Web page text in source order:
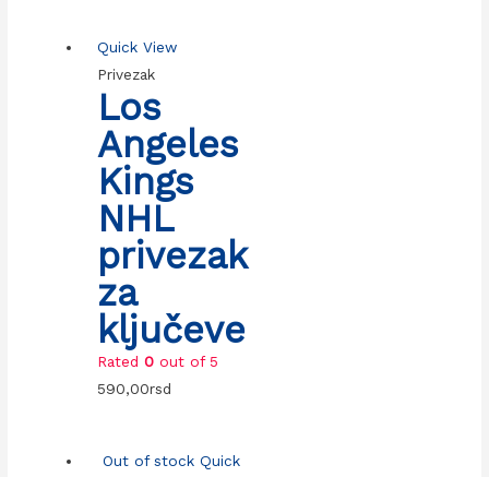
Quick View
Privezak
Los
Angeles
Kings
NHL
privezak
za
ključeve
Rated0 out of 5
590,00rsd
Out of stock Quick